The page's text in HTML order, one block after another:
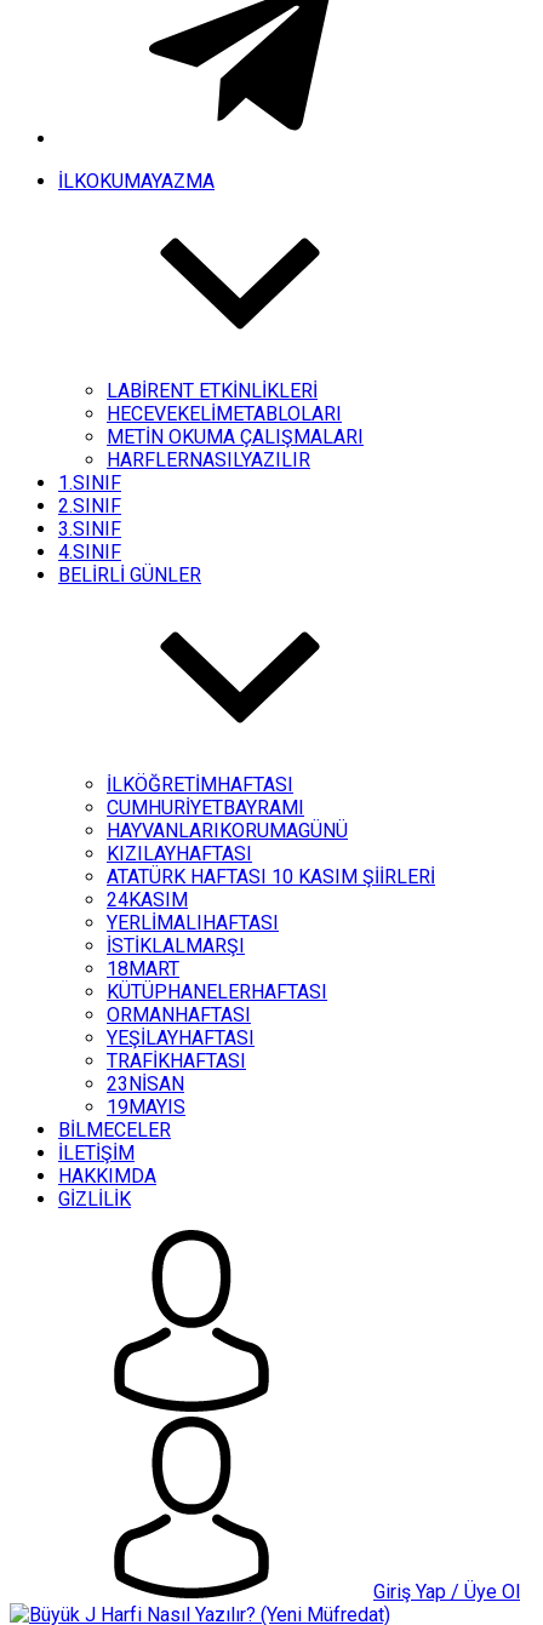
İLKOKUMAYAZMA
LABİRENT ETKİNLİKLERİ
HECEVEKELİMETABLOLARI
METİN OKUMA ÇALIŞMALARI
HARFLERNASILYAZILIR
1.SINIF
2.SINIF
3.SINIF
4.SINIF
BELİRLİ GÜNLER
İLKÖĞRETİMHAFTASI
CUMHURİYETBAYRAMI
HAYVANLARIKORUMAGÜNÜ
KIZILAYHAFTASI
ATATÜRK HAFTASI 10 KASIM ŞİİRLERİ
24KASIM
YERLİMALIHAFTASI
İSTİKLALMARŞI
18MART
KÜTÜPHANELERHAFTASI
ORMANHAFTASI
YEŞİLAYHAFTASI
TRAFİKHAFTASI
23NİSAN
19MAYIS
BİLMECELER
İLETİŞİM
HAKKIMDA
GİZLİLİK
Giriş Yap / Üye Ol